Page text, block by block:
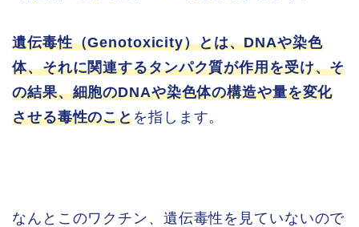
遺伝毒性（Genotoxicity）とは、DNAや染色
体、それに関連するタンパク質が作用を受け、そ
の結果、細胞のDNAや染色体の構造や量を変化
させる毒性のことを指します。
なんとこのワクチン、遺伝毒性を見ていないので